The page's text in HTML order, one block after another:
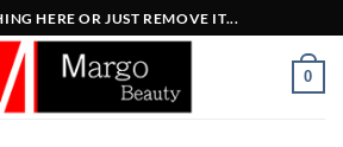
HERE OR JUST REMOVE IT...
0